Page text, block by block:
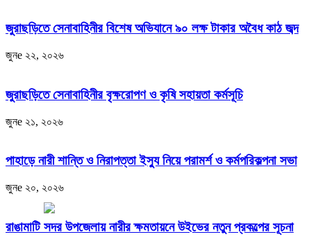
জুরাছড়িতে সেনাবাহিনীর বিশেষ অভিযানে ৯০ লক্ষ টাকার অবৈধ কাঠ জব্দ
জুনe ২২, ২০২৬
জুরাছড়িতে সেনাবাহিনীর বৃক্ষরোপণ ও কৃষি সহায়তা কর্মসূচি
জুনe ২১, ২০২৬
পাহাড়ে নারী শান্তি ও নিরাপত্তা ইস্যু নিয়ে পরামর্শ ও কর্মপরিকল্পনা সভা
জুনe ২০, ২০২৬
রাঙামাটি সদর উপজেলায় নারীর ক্ষমতায়নে উইভের নতুন প্রকল্পের সূচনা